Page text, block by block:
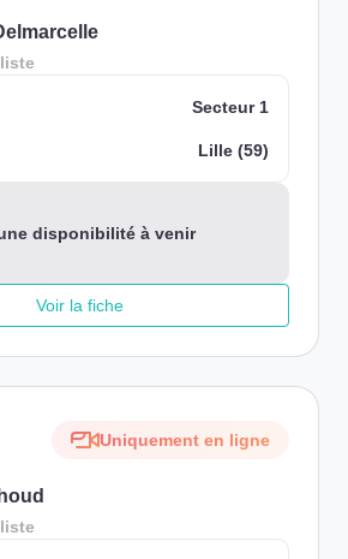
Secteur 1
Lille (59)
disponibilité à venir
Voir la fiche
Uniquement en ligne